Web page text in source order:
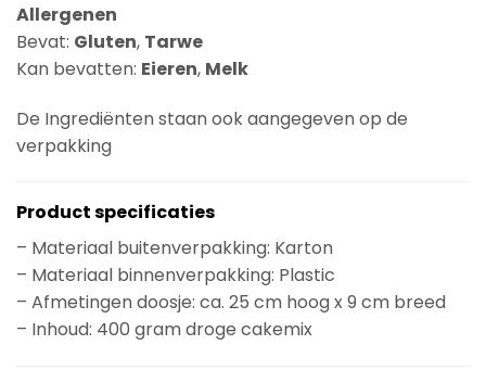
Allergenen
Bevat: Gluten, Tarwe
Kan bevatten: Eieren, Melk
De Ingrediënten staan ook aangegeven op de
verpakking
Product specificaties
– Materiaal buitenverpakking: Karton
– Materiaal binnenverpakking: Plastic
– Afmetingen doosje: ca. 25 cm hoog x 9 cm breed
– Inhoud: 400 gram droge cakemix